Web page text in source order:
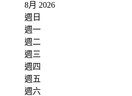
8月 2026
週日
週一
週二
週三
週四
週五
週六